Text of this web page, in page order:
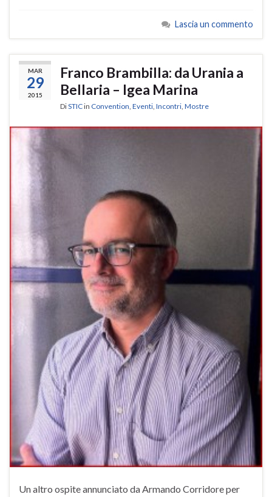
Lascia un commento
MAR
29
2015
Franco Brambilla: da Urania a
Bellaria – Igea Marina
DiSTICin Convention, Eventi, Incontri, Mostre
Un altro ospite annunciato da Armando Corridore per